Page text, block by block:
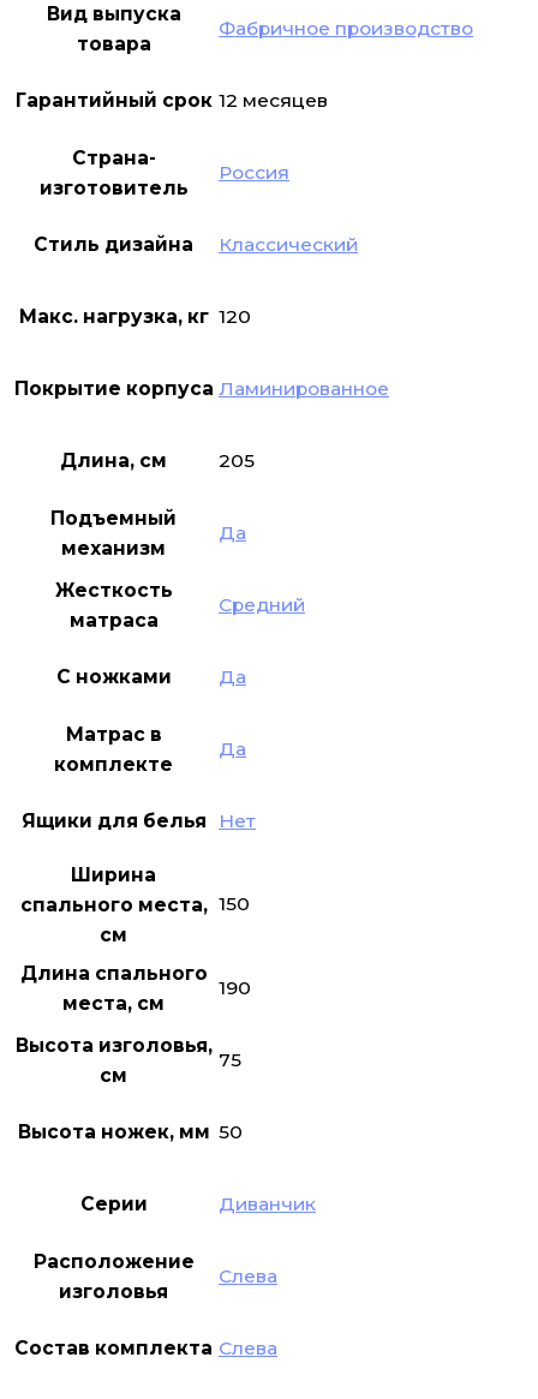
Вид выпуска
товара
Фабричное производство
Гарантийный срок 12 месяцев
Страна-
изготовитель
Россия
Стиль дизайна Классический
Макс. нагрузка, кг 120
Покрытие корпуса Ламинированное
Длина, см 205
Подъемный
механизм
Да
Жесткость
матраса
Средний
С ножками Да
Матрас в
комплекте
Да
Ящики для белья Нет
Ширина
спального места,
см
150
Длина спального
места, см
190
Высота изголовья,
см
75
Высота ножек, мм 50
Серии Диванчик
Расположение
изголовья
Слева
Состав комплекта Слева